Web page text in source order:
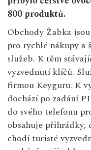
800 produktů.
Obchody Žabka
pro rychlé nákupy
služeb. K těm
vyzvednutí klíčů.
firmou Keyguru. K
dochází po zadání
do svého telefonu
obsahuje přihrádky,
chodí turisté